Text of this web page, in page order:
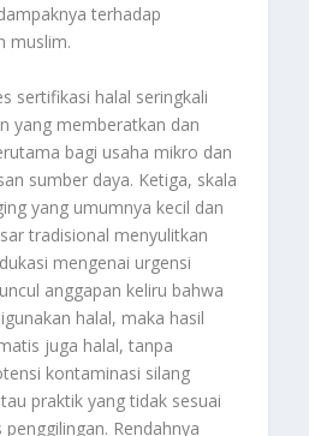
terhadap
muslim.
sertifikasi halal seringkali
yang memberatkan dan
bagi usaha mikro dan
sumber daya. Ketiga, skala
yang umumnya kecil dan
tradisional menyulitkan
mengenai urgensi
anggapan keliru bahwa
halal, maka hasil
juga halal, tanpa
kontaminasi silang
praktik yang tidak sesuai
Rendahnya